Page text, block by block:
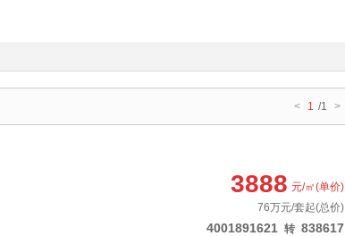
< 1 /1 >
4001891621 转 838617
3888 元/㎡(单价)
76万元/套起(总价)